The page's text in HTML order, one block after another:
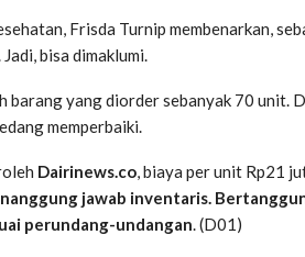
Frisda Turnip membenarkan,
bisa dimaklumi.
barang yang diorder sebanyak 70 unit.
memperbaiki.
Dairinews.co, biaya per unit Rp21
jawab inventaris.
perundang-undangan. (D01)